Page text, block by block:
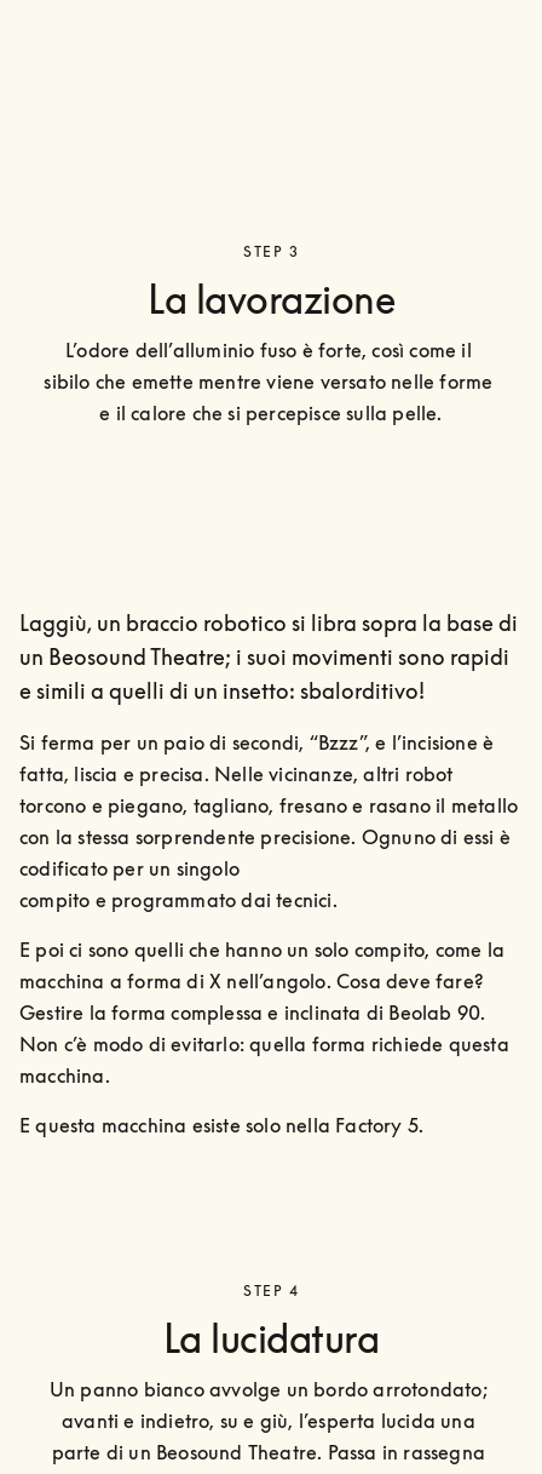
STEP 3
La lavorazione
L’odore dell’alluminio fuso è forte, così come il
sibilo che emette mentre viene versato nelle forme
e il calore che si percepisce sulla pelle.
Laggiù, un braccio robotico si libra sopra la base di
un Beosound Theatre; i suoi movimenti sono rapidi
e simili a quelli di un insetto: sbalorditivo!
Si ferma per un paio di secondi, “Bzzz”, e l’incisione è
fatta, liscia e precisa. Nelle vicinanze, altri robot
torcono e piegano, tagliano, fresano e rasano il metallo
con la stessa sorprendente precisione. Ognuno di essi è
codificato per un singolo
compito e programmato dai tecnici.
E poi ci sono quelli che hanno un solo compito, come la
macchina a forma di X nell’angolo. Cosa deve fare?
Gestire la forma complessa e inclinata di Beolab 90.
Non c’è modo di evitarlo: quella forma richiede questa
macchina.
E questa macchina esiste solo nella Factory 5.
STEP 4
La lucidatura
Un panno bianco avvolge un bordo arrotondato;
avanti e indietro, su e giù, l’esperta lucida una
parte di un Beosound Theatre. Passa in rassegna